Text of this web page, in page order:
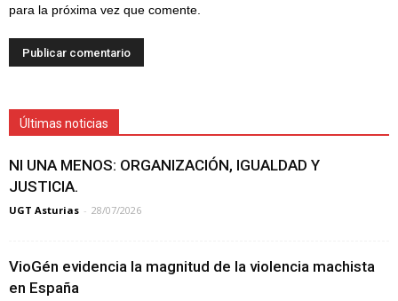
para la próxima vez que comente.
Últimas noticias
NI UNA MENOS: ORGANIZACIÓN, IGUALDAD Y
JUSTICIA.
UGT Asturias - 28/07/2026
VioGén evidencia la magnitud de la violencia machista
en España